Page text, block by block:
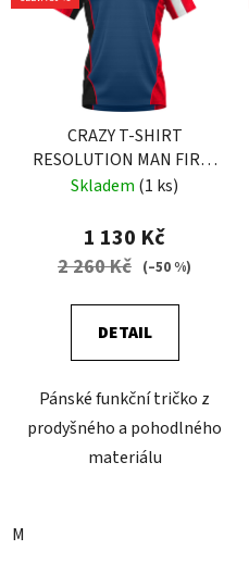
CRAZY T-SHIRT
RESOLUTION MAN FIRE-
WHITE
Skladem (1 ks)
1 130 Kč
2 260 Kč (–50 %)
DETAIL
Pánské funkční tričko z
prodyšného a pohodlného
materiálu
M